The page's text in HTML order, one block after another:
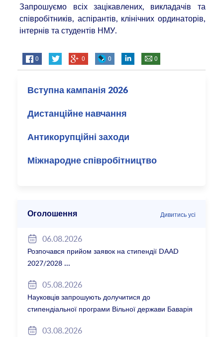
Запрошуємо всіх зацікавлених, викладачів та
співробітників, аспірантів, клінічних ординаторів,
інтернів та студентів НМУ.
0 0 0 0
Вступна кампанія 2026
Дистанційне навчання
Антикорупційні заходи
Міжнародне співробітництво
Оголошення Дивитись усі
06.08.2026
Розпочався прийом заявок на стипендії DAAD
2027/2028
05.08.2026
Науковців запрошують долучитися до
стипендіальної програми Вільної держави Баварія
03.08.2026